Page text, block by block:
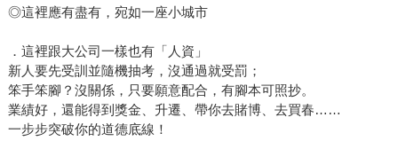
◎這裡應有盡有，宛如一座小城市
．這裡跟大公司一樣也有「人資」
新人要先受訓並隨機抽考，沒通過就受罰；
笨手笨腳？沒關係，只要願意配合，有腳本可照抄。
業績好，還能得到獎金、升遷、帶你去賭博、去買春……
一步步突破你的道德底線！